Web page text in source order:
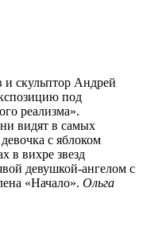
и скульптор Андрей
под
реализма».
видят в самых
с яблоком
в вихре звезд
девушкой-ангелом с
«Начало». Ольга